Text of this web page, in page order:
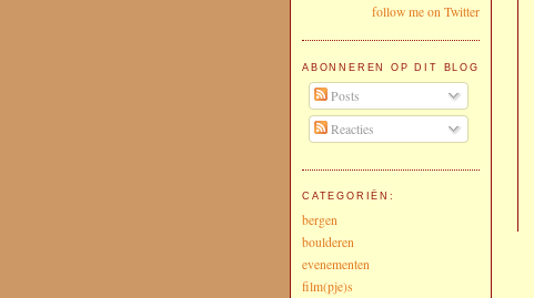
follow me on Twitter
ABONNEREN OP DIT BLOG
Posts
Reacties
CATEGORIËN:
bergen
boulderen
evenementen
film(pje)s